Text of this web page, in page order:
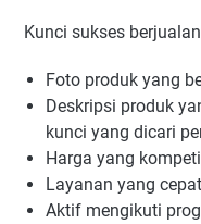
Kunci sukses
Foto produk yang
Deskripsi produk
kunci yang dicari
Harga yang
Layanan yang
Aktif mengikuti